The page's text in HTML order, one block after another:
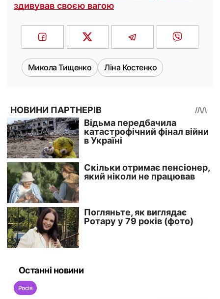
здивував своєю вагою
Микола Тищенко Ліна Костенко
Останні новини
Росія